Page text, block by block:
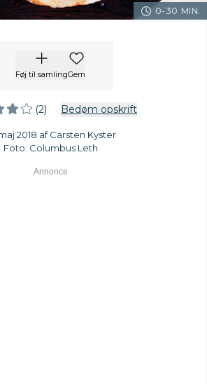
0-30 MIN.
Føj til samlingGem
(2) Bedøm opskrift
2018 af Carsten Kyster
Foto: Columbus Leth